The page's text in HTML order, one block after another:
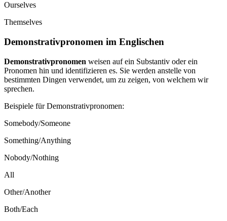
Ourselves
Themselves
Demonstrativpronomen im Englischen
Demonstrativpronomen weisen auf ein Substantiv oder ein
Pronomen hin und identifizieren es. Sie werden anstelle von
bestimmten Dingen verwendet, um zu zeigen, von welchem wir
sprechen.
Beispiele für Demonstrativpronomen:
Somebody/Someone
Something/Anything
Nobody/Nothing
All
Other/Another
Both/Each